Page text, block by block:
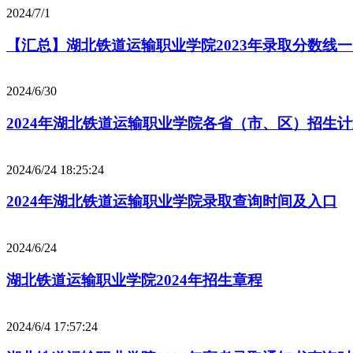
2024/7/1
【汇总】湖北铁道运输职业学院2023年录取分数线
2024/6/30
2024年湖北铁道运输职业学院各省（市、区）招生计
2024/6/24 18:25:24
2024年湖北铁道运输职业学院录取查询时间及入口
2024/6/24
湖北铁道运输职业学院2024年招生章程
2024/6/4 17:57:24